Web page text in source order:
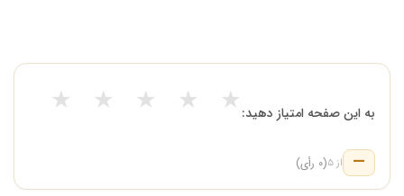
به این صفحه امتیاز دهید: ★ ★ ★ ★ ★
— از ۵ (۰ رأی)